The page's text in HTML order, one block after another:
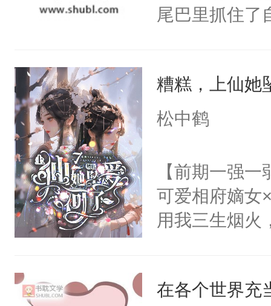
吹拂而过，香
殊的指尖。清
动，这一世她
不了情的枷锁
尾巴里抓住了
美好爱情，唯
无猜。传统的
放在心里好几
么？”徐薇薇
糟糕，上仙她
松中鹤
【前期一强
可爱相府嫡女
用我三生烟火
的恋爱脑。丹
在各个世界充